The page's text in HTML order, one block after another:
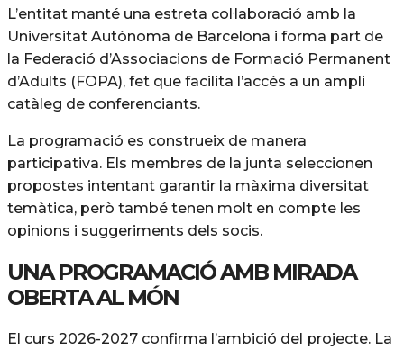
L’entitat manté una estreta col·laboració amb la
Universitat Autònoma de Barcelona i forma part de
la Federació d’Associacions de Formació Permanent
d’Adults (FOPA), fet que facilita l’accés a un ampli
catàleg de conferenciants.
La programació es construeix de manera
participativa. Els membres de la junta seleccionen
propostes intentant garantir la màxima diversitat
temàtica, però també tenen molt en compte les
opinions i suggeriments dels socis.
UNA PROGRAMACIÓ AMB MIRADA
OBERTA AL MÓN
El curs 2026-2027 confirma l’ambició del projecte. La